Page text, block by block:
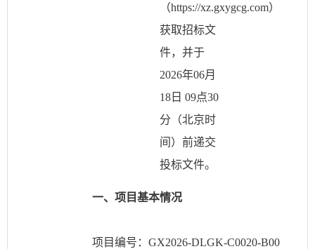
（https://xz.gxygcg.com）
获取招标文
件，并于
2026年06月
18日 09点30
分（北京时
间）前递交
投标文件。
一、项目基本情况
项目编号： GX2026-DLGK-C0020-B00